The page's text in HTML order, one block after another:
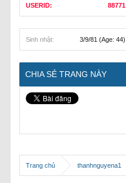
USERID:
88771
Sinh nhật: 3/9/81 (Age: 44)
CHIA SẺ TRANG NÀY
Trang chủ thanhnguyena1